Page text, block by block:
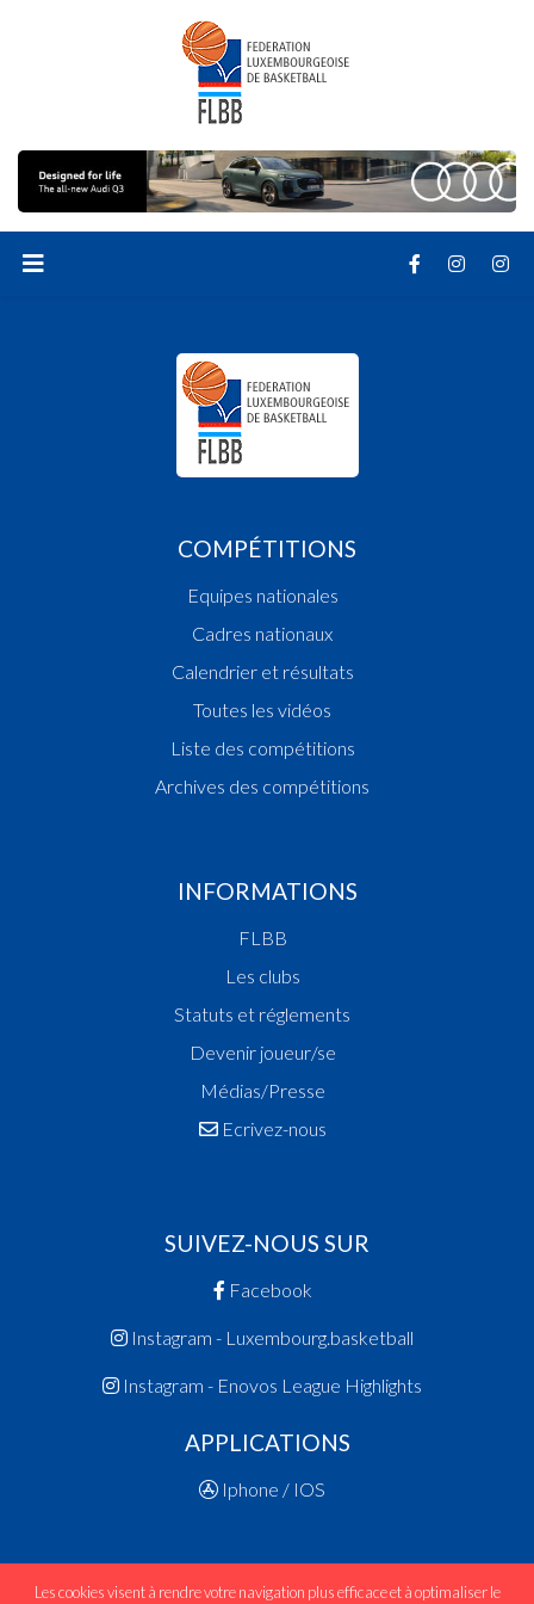
COMPÉTITIONS
Equipes nationales
Cadres nationaux
Calendrier et résultats
Toutes les vidéos
Liste des compétitions
Archives des compétitions
INFORMATIONS
FLBB
Les clubs
Statuts et réglements
Devenir joueur/se
Médias/Presse
Ecrivez-nous
SUIVEZ-NOUS SUR
Facebook
Instagram - Luxembourg.basketball
Instagram - Enovos League Highlights
APPLICATIONS
Iphone / IOS
Les cookies visent à rendre votre navigation plus efficace et à optimaliser le